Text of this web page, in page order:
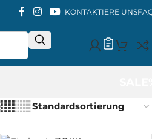
KONTAKTIERE UNS